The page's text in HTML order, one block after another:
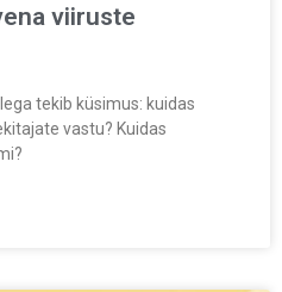
viiruste
tekib küsimus: kuidas
vastu? Kuidas